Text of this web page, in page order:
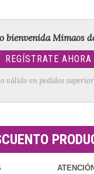
bienvenida Mimaos
REGÍSTRATE AHORA
válido en pedidos